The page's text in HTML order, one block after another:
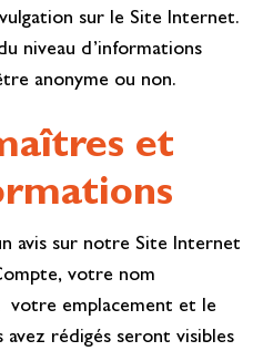
sur le Site Internet.
niveau d’informations
anonyme ou non.
et
avis sur notre Site Internet
votre nom
votre emplacement et le
avez rédigés seront visibles